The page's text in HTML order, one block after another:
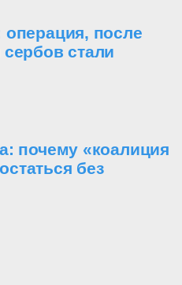
после
стали
почему «коалиция
без